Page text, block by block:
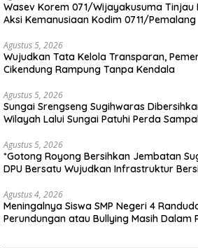
Wasev Korem 071/Wijayakusuma
Aksi Kemanusiaan Kodim 0711/Pemalang
Agustus 5, 2026
Wujudkan Tata Kelola Transparan,
Cikendung Rampung Tanpa Kendala
Agustus 5, 2026
Sungai Srengseng Sugihwaras
Wilayah Lalui Sungai Patuhi Perda
Agustus 5, 2026
*Gotong Royong Bersihkan Jembatan
DPU Bersatu Wujudkan Infrastruktur
Agustus 4, 2026
Meningalnya Siswa SMP Negeri 4
Perundungan atau Bullying Masih Dalam